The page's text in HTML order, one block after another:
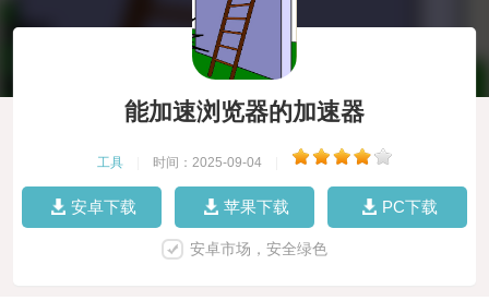
能加速浏览器的加速器
工具 时间：2025-09-04
安卓下载 苹果下载 PC下载
安卓市场，安全绿色